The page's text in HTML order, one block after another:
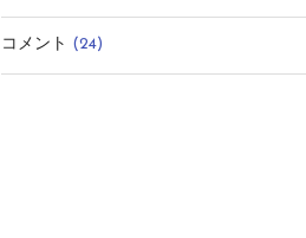
有
コメント (24)